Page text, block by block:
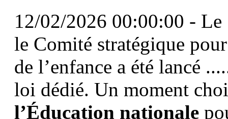
12/02/2026 00:00:00 -
le Comité stratégique
de l’enfance a été lancé
loi dédié. Un moment
l’Éducation nationale